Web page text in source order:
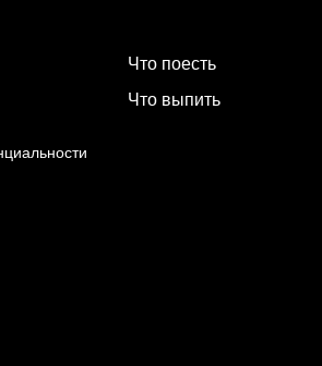
Что поесть
Что выпить